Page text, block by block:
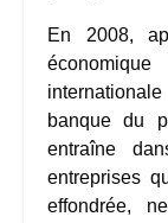
En 2008,
banque du
entraîne
entreprises
effondrée,